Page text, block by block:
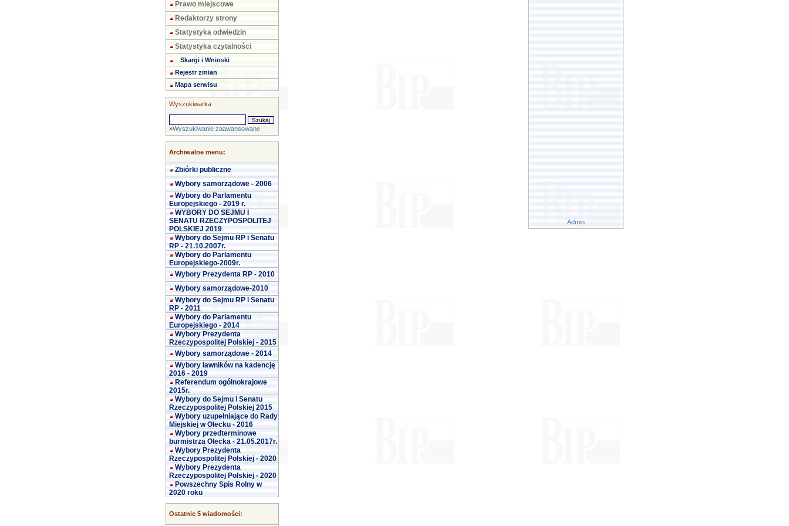
Prawo miejscowe
Redaktorzy strony
Statystyka odwiedzin
Statystyka czytalności
Skargi i Wnioski
Rejestr zmian
Mapa serwisu
Wyszukiwarka
»Wyszukiwanie zaawansowane
Archiwalne menu:
Zbiórki publiczne
Wybory samorządowe - 2006
Wybory do Parlamentu
Europejskiego - 2019 r.
WYBORY DO SEJMU I
SENATU RZECZYPOSPOLITEJ
POLSKIEJ 2019
Wybory do Sejmu RP i Senatu
RP - 21.10.2007r.
Wybory do Parlamentu
Europejskiego-2009r.
Wybory Prezydenta RP - 2010
Wybory samorządowe-2010
Wybory do Sejmu RP i Senatu
RP - 2011
Wybory do Parlamentu
Europejskiego - 2014
Wybory Prezydenta
Rzeczypospolitej Polskiej - 2015
Wybory samorządowe - 2014
Wybory ławników na kadencję
2016 - 2019
Referendum ogólnokrajowe
2015r.
Wybory do Sejmu i Senatu
Rzeczypospolitej Polskiej 2015
Wybory uzupełniające do Rady
Miejskiej w Olecku - 2016
Wybory przedterminowe
burmistrza Olecka - 21.05.2017r.
Wybory Prezydenta
Rzeczypospolitej Polskiej - 2020
Wybory Prezydenta
Rzeczypospolitej Polskiej - 2020
Powszechny Spis Rolny w
2020 roku
Ostatnie 5 wiadomości:
Admin